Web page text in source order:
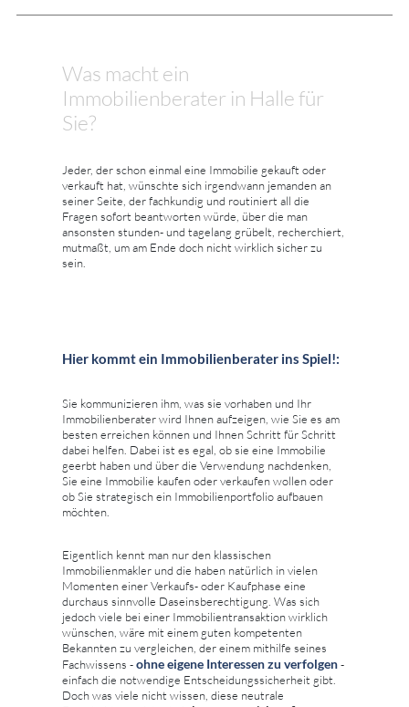
Was macht ein
Immobilienberater in Halle für
Sie?
Jeder, der schon einmal eine Immobilie gekauft oder
verkauft hat, wünschte sich irgendwann jemanden an
seiner Seite, der fachkundig und routiniert all die
Fragen sofort beantworten würde, über die man
ansonsten stunden- und tagelang grübelt, recherchiert,
mutmaßt, um am Ende doch nicht wirklich sicher zu
sein.
Hier kommt ein Immobilienberater ins Spiel!:
Sie kommunizieren ihm, was sie vorhaben und Ihr
Immobilienberater wird Ihnen aufzeigen, wie Sie es am
besten erreichen können und Ihnen Schritt für Schritt
dabei helfen. Dabei ist es egal, ob sie eine Immobilie
geerbt haben und über die Verwendung nachdenken,
Sie eine Immobilie kaufen oder verkaufen wollen oder
ob Sie strategisch ein Immobilienportfolio aufbauen
möchten.
Eigentlich kennt man nur den klassischen
Immobilienmakler und die haben natürlich in vielen
Momenten einer Verkaufs- oder Kaufphase eine
durchaus sinnvolle Daseinsberechtigung. Was sich
jedoch viele bei einer Immobilientransaktion wirklich
wünschen, wäre mit einem guten kompetenten
Bekannten zu vergleichen, der einem mithilfe seines
Fachwissens -ohne eigene Interessen zu verfolgen-
einfach die notwendige Entscheidungssicherheit gibt.
Doch was viele nicht wissen, diese neutrale